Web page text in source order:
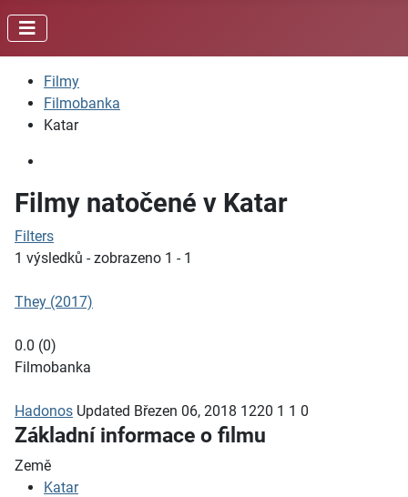
Filmy
Filmobanka
Katar
Filmy natočené v Katar
Filters
1 výsledků - zobrazeno 1 - 1
They (2017)
0.0 (0)
Filmobanka
Hadonos Updated Březen 06, 2018 1220 1 1 0
Základní informace o filmu
Země
Katar